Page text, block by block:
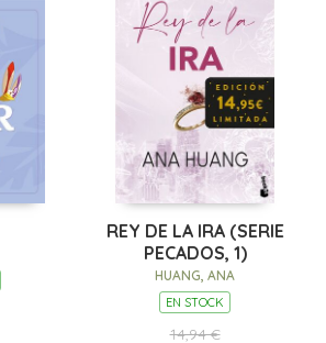
REY DE LA IRA (SERIE
PECADOS, 1)
HUANG, ANA
EN STOCK
14,94 €